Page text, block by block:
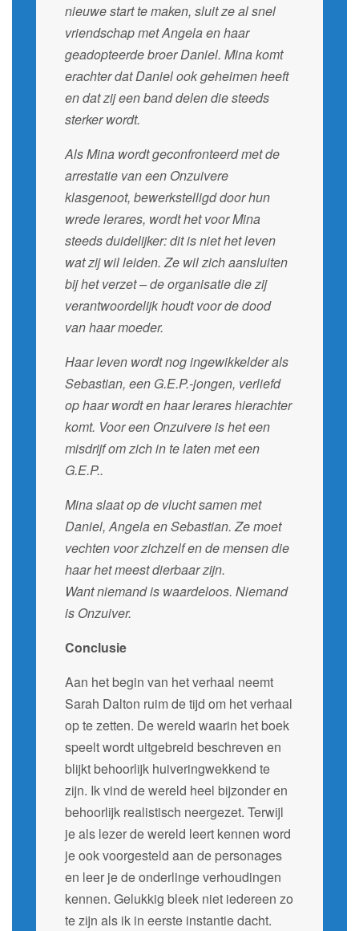
nieuwe start te maken, sluit ze al snel
vriendschap met Angela en haar
geadopteerde broer Daniel. Mina komt
erachter dat Daniel ook geheimen heeft
en dat zij een band delen die steeds
sterker wordt.
Als Mina wordt geconfronteerd met de
arrestatie van een Onzuivere
klasgenoot, bewerkstelligd door hun
wrede lerares, wordt het voor Mina
steeds duidelijker: dit is niet het leven
wat zij wil leiden. Ze wil zich aansluiten
bij het verzet – de organisatie die zij
verantwoordelijk houdt voor de dood
van haar moeder.
Haar leven wordt nog ingewikkelder als
Sebastian, een G.E.P.-jongen, verliefd
op haar wordt en haar lerares hierachter
komt. Voor een Onzuivere is het een
misdrijf om zich in te laten met een
G.E.P..
Mina slaat op de vlucht samen met
Daniel, Angela en Sebastian. Ze moet
vechten voor zichzelf en de mensen die
haar het meest dierbaar zijn.
Want niemand is waardeloos. Niemand
is Onzuiver.
Conclusie
Aan het begin van het verhaal neemt
Sarah Dalton ruim de tijd om het verhaal
op te zetten. De wereld waarin het boek
speelt wordt uitgebreid beschreven en
blijkt behoorlijk huiveringwekkend te
zijn. Ik vind de wereld heel bijzonder en
behoorlijk realistisch neergezet. Terwijl
je als lezer de wereld leert kennen word
je ook voorgesteld aan de personages
en leer je de onderlinge verhoudingen
kennen. Gelukkig bleek niet iedereen zo
te zijn als ik in eerste instantie dacht.